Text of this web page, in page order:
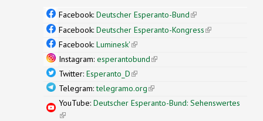
Facebook: Deutscher Esperanto-Bund(link is
external)
Facebook: Deutscher Esperanto-Kongress(link is
Facebook: Luminesk'(link is external)
Instagram: esperantobund(link is external)
Twitter: Esperanto_D(link is external)
Telegram:telegramo.org(link is external)
YouTube: Deutscher Esperanto-Bund: Sehenswertes
(link is external)